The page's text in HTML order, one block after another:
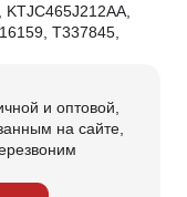
T337845,
и оптовой,
на сайте,